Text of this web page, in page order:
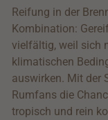
Reifung in der
Kombination:
vielfältig, weil sich
klimatischen
auswirken. Mit der
Rumfans die
tropisch und rein